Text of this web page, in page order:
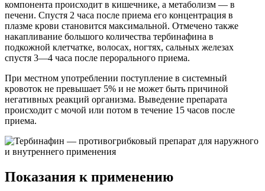
компонента происходит в кишечнике, а метаболизм — в
печени. Спустя 2 часа после приема его концентрация в
плазме крови становится максимальной. Отмечено также
накапливание большого количества тербинафина в
подкожной клетчатке, волосах, ногтях, сальных железах
спустя 3—4 часа после перорального приема.
При местном употреблении поступление в системный
кровоток не превышает 5% и не может быть причиной
негативных реакций организма. Выведение препарата
происходит с мочой или потом в течение 15 часов после
приема.
Показания к применению